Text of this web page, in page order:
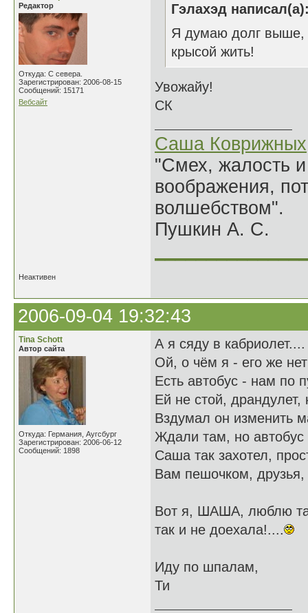
Редактор
Откуда: С севера.
Зарегистрирован: 2006-08-15
Сообщений: 15171
Вебсайт
Гэлахэд
Я думаю долг выше,
крысой жить!
Увожайу!
СК
Саша Коврижных
"Смех, жалость
воображения,
волшебством".
Пушкин А. С.
Неактивен
2006-09-04 19:32:43
Tina Schott
Автор сайта
Откуда: Германия, Аугсбург
Зарегистрирован: 2006-06-12
Сообщений: 1898
А я сяду в кабриолет....
Ой, о чём я - его же
Есть автобус - нам по
Ей не стой, драндулет,
Вздумал он изменить
Ждали там, но автобус
Саша так захотел,
Вам пешочком, друзья,
Вот я, ШАША, люблю
так и не доехала!....
Иду по шпалам,
Ти